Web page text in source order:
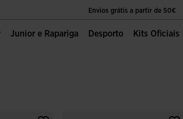
Envios grátis a partir de 50€
O único sítio oficial da Joma Sport
Junior e Rapariga Desporto Kits Oficiais